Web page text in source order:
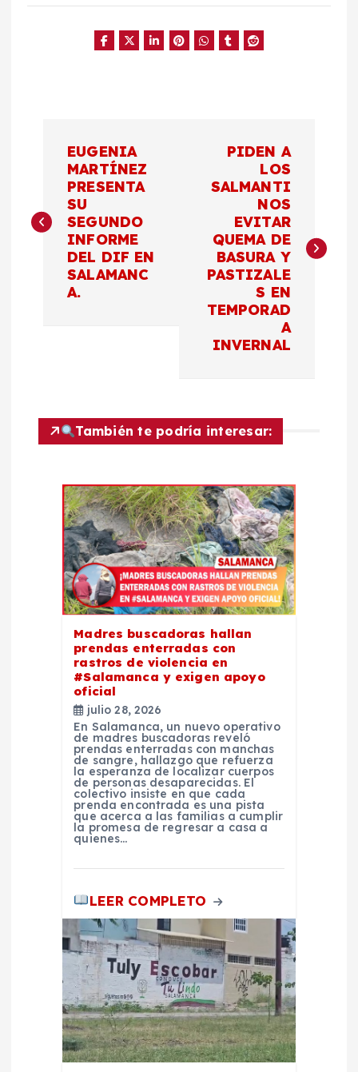
v
ó
EUGENIA
MARTÍNEZ
PRESENTA
SU
SEGUNDO
INFORME
DEL DIF EN
SALAMANC
A.
PIDEN A
LOS
SALMANTI
NOS
EVITAR
QUEMA DE
BASURA Y
PASTIZALE
S EN
TEMPORAD
A
INVERNAL
También te podría interesar:
Madres buscadoras hallan
prendas enterradas con
rastros de violencia en
#Salamanca y exigen apoyo
oficial
julio 28, 2026
En Salamanca, un nuevo operativo
de madres buscadoras reveló
prendas enterradas con manchas
de sangre, hallazgo que refuerza
la esperanza de localizar cuerpos
de personas desaparecidas. El
colectivo insiste en que cada
prenda encontrada es una pista
que acerca a las familias a cumplir
la promesa de regresar a casa a
quienes…
LEER COMPLETO